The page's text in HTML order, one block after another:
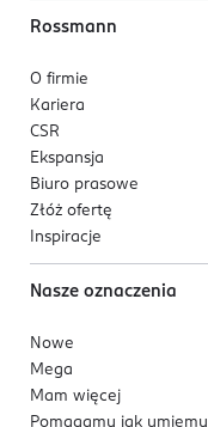
Rossmann
O firmie
Kariera
CSR
Ekspansja
Biuro prasowe
Złóż ofertę
Inspiracje
Nasze oznaczenia
Nowe
Mega
Mam więcej
Pomagamy jak umiemy